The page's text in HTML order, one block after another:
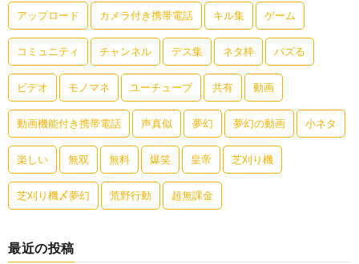
アップロード カメラ付き携帯電話 キル集 ゲーム
コミュニティ チャンネル デス集 ネタ枠 バズる
ビデオ モノマネ ユーチューブ 共有 動画
動画機能付き携帯電話 声真似 夢幻 夢幻の動画 小ネタ
楽しい 無双 無料 爆笑 皇帝 芝刈り機
芝刈り機〆夢幻 荒野行動 超無課金
最近の投稿